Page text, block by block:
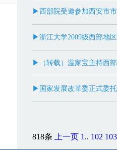
▶西部院受邀参加西安市
▶浙江大学2009级西部地
▶（转载）温家宝主持西
▶国家发展改革委正式委
818条 上一页 1 .. 102 103